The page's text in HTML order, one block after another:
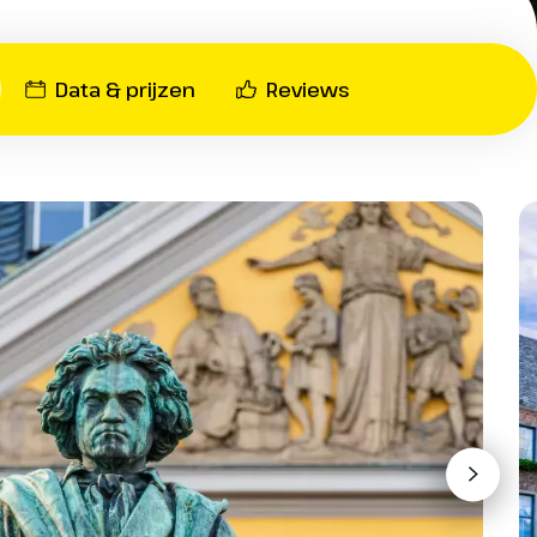
Data & prijzen Reviews
per boeking
Arnhem (Rijnkade)